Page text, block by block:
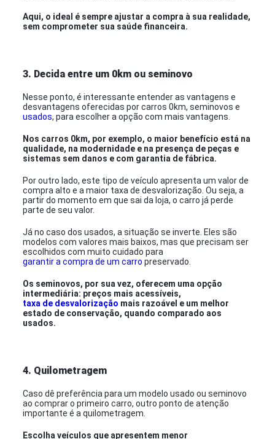
Aqui, o ideal é sempre ajustar a compra à sua realidade,
sem comprometer sua saúde financeira.
3. Decida entre um 0km ou seminovo
Nesse ponto, é interessante entender as vantagens e
desvantagens oferecidas por carros 0km, seminovos e
usados, para escolher a opção com mais vantagens.
Nos carros 0km, por exemplo, o maior benefício está na
qualidade, na modernidade e na presença de peças e
sistemas sem danos e com garantia de fábrica.
Por outro lado, este tipo de veículo apresenta um valor de
compra alto e a maior taxa de desvalorização. Ou seja, a
partir do momento em que sai da loja, o carro já perde
parte de seu valor.
Já no caso dos usados, a situação se inverte. Eles são
modelos com valores mais baixos, mas que precisam ser
escolhidos com muito cuidado para
garantir a compra de um carro preservado.
Os seminovos, por sua vez, oferecem uma opção
intermediária: preços mais acessíveis,
taxa de desvalorização mais razoável e um melhor
estado de conservação, quando comparado aos
usados.
4. Quilometragem
Caso dê preferência para um modelo usado ou seminovo
ao comprar o primeiro carro, outro ponto de atenção
importante é a quilometragem.
Escolha veículos que apresentem menor